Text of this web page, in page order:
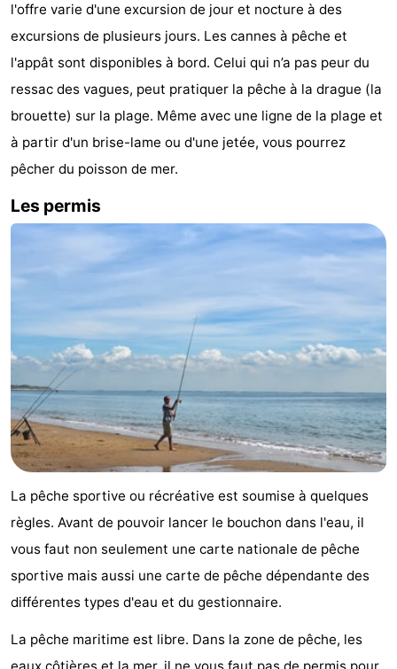
Voir
et
faire
Lieux
d'intérêt
-
Musées
-
Monuments
-
Églises
-
vue
Croisières
-
Fermes
Terrains
de
jeux
-
Parcours
de
mini-
golf
Centres
de
bien-
être
Nature
Visites
guidées
Sports
Piscines
l'offre varie d'une excursion de jour et nocture à des
excursions de plusieurs jours. Les cannes à pêche et
l'appât sont disponibles à bord. Celui qui n’a pas peur du
ressac des vagues, peut pratiquer la pêche à la drague (la
brouette) sur la plage. Même avec une ligne de la plage et
à partir d'un brise-lame ou d'une jetée, vous pourrez
pêcher du poisson de mer.
Les permis
La pêche sportive ou récréative est soumise à quelques
règles. Avant de pouvoir lancer le bouchon dans l'eau, il
vous faut non seulement une carte nationale de pêche
sportive mais aussi une carte de pêche dépendante des
différentes types d'eau et du gestionnaire.
La pêche maritime est libre. Dans la zone de pêche, les